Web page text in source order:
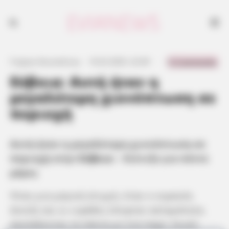
Εύβοια: Αυτή ήταν η
μεγαλύτερη χιονόπτωση σε
περιοχή
Αυτή ήταν η μεγαλύτερη χιονόπτωση σε
Εύβοια
σκεπάζοντας τα πάντα με ένα παχύ, λευκό